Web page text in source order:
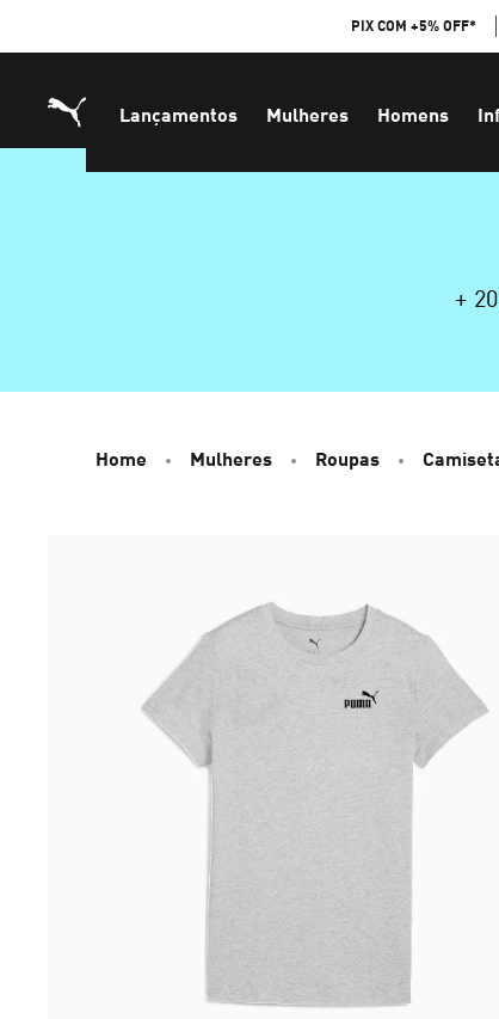
PIX COM +5% OFF*
Lançamentos Mulheres Homens
+
Home Mulheres Roupas